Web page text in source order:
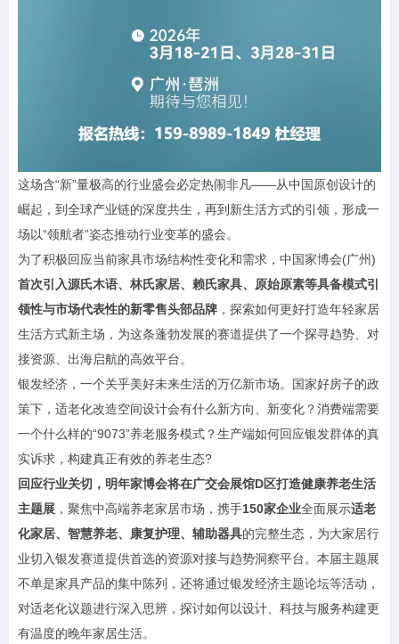
这场含“新”量极高的行业盛会必定热闹非凡——从中国原创设计的
崛起，到全球产业链的深度共生，再到新生活方式的引领，形成一
场以“领航者”姿态推动行业变革的盛会。
为了积极回应当前家具市场结构性变化和需求，中国家博会(广州)
首次引入源氏木语、林氏家居、赖氏家具、原始原素等具备模式引
领性与市场代表性的新零售头部品牌 ，探索如何更好打造年轻家居
生活方式新主场，为这条蓬勃发展的赛道提供了一个探寻趋势、对
接资源、出海启航的高效平台。
银发经济，一个关乎美好未来生活的万亿新市场。国家好房子的政
策下，适老化改造空间设计会有什么新方向、新变化？消费端需要
一个什么样的“9073”养老服务模式？生产端如何回应银发群体的真
实诉求，构建真正有效的养老生态?
回应行业关切，明年家博会将在广交会展馆D区打造健康养老生活
主题展 ，聚焦中高端养老家居市场，携手150家企业全面展示适老
化家居、智慧养老、康复护理、辅助器具的完整生态，为大家居行
业切入银发赛道提供首选的资源对接与趋势洞察平台。本届主题展
不单是家具产品的集中陈列，还将通过银发经济主题论坛等活动，
对适老化议题进行深入思辨，探讨如何以设计、科技与服务构建更
有温度的晚年家居生活。